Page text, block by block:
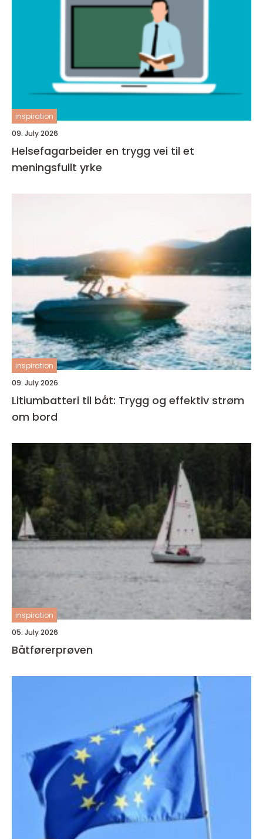
inspiration
09. July 2026
Helsefagarbeider en trygg vei til et
meningsfullt yrke
inspiration
09. July 2026
Litiumbatteri til båt: Trygg og effektiv strøm
om bord
inspiration
05. July 2026
Båtførerprøven